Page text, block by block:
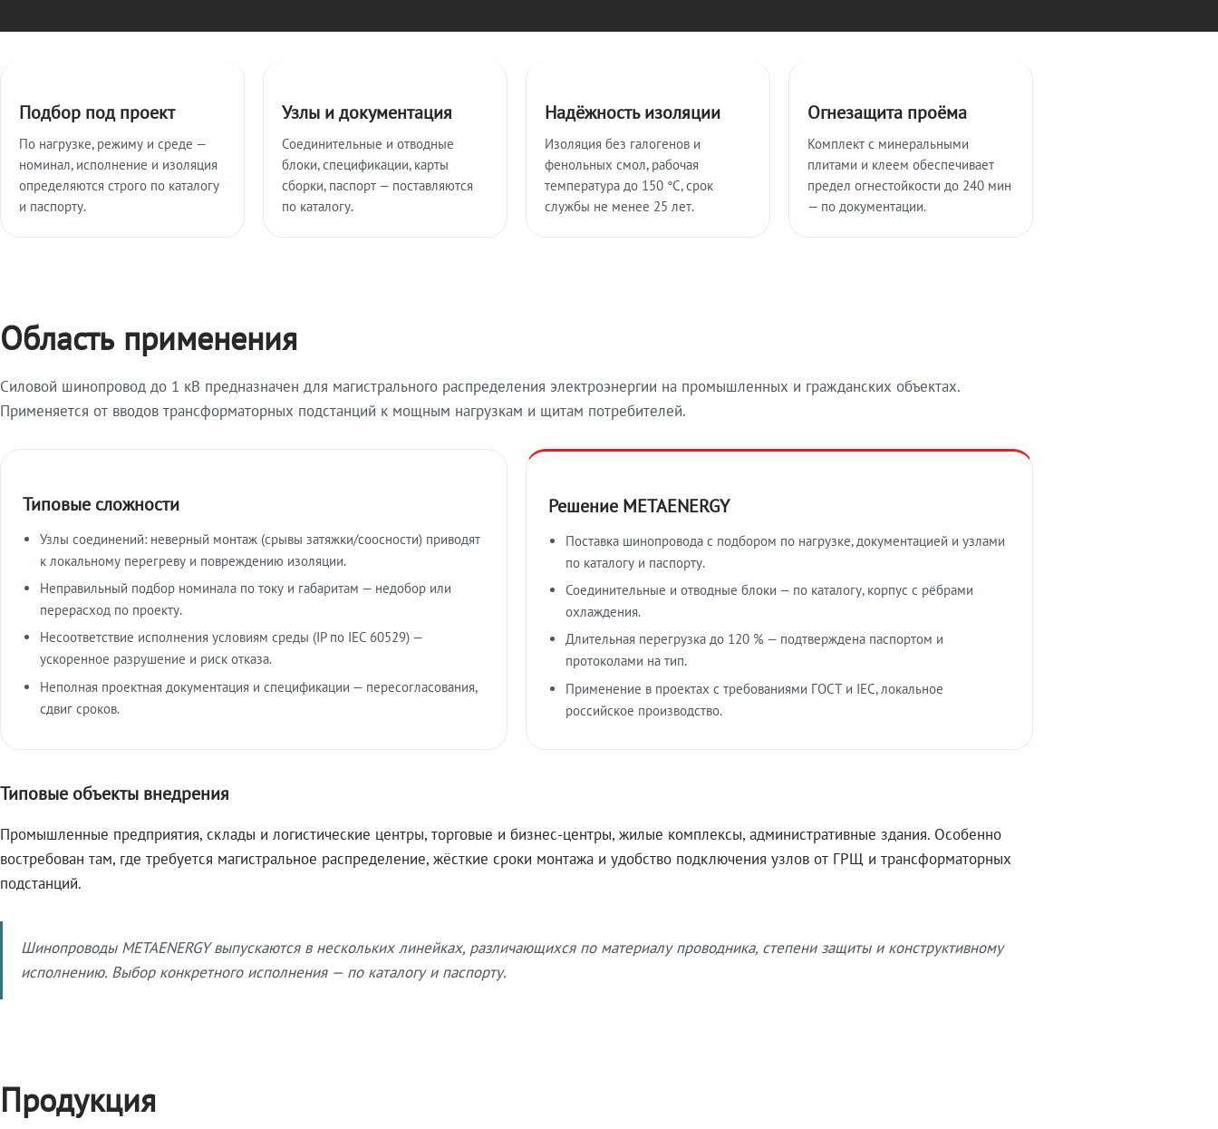
Подбор под проект
По нагрузке, режиму и среде —
номинал, исполнение и изоляция
определяются строго по каталогу
и паспорту.
Узлы и документация
Соединительные и отводные
блоки, спецификации, карты
сборки, паспорт — поставляются
по каталогу.
Надёжность изоляции
Изоляция без галогенов и
фенольных смол, рабочая
температура до 150 °C, срок
службы не менее 25 лет.
Огнезащита проёма
Комплект с минеральными
плитами и клеем обеспечивает
предел огнестойкости до 240 мин
— по документации.
Область применения
Силовой шинопровод до 1 кВ предназначен для магистрального распределения электроэнергии на промышленных и гражданских объектах.
Применяется от вводов трансформаторных подстанций к мощным нагрузкам и щитам потребителей.
Типовые сложности
Узлы соединений: неверный монтаж (срывы затяжки/соосности) приводят
к локальному перегреву и повреждению изоляции.
Неправильный подбор номинала по току и габаритам — недобор или
перерасход по проекту.
Несоответствие исполнения условиям среды (IP по IEC 60529) —
ускоренное разрушение и риск отказа.
Неполная проектная документация и спецификации — пересогласования,
сдвиг сроков.
Решение METAENERGY
Поставка шинопровода с подбором по нагрузке, документацией и узлами
по каталогу и паспорту.
Соединительные и отводные блоки — по каталогу, корпус с рёбрами
охлаждения.
Длительная перегрузка до 120 % — подтверждена паспортом и
протоколами на тип.
Применение в проектах с требованиями ГОСТ и IEC, локальное
российское производство.
Типовые объекты внедрения
Промышленные предприятия, склады и логистические центры, торговые и бизнес-центры, жилые комплексы, административные здания. Особенно
востребован там, где требуется магистральное распределение, жёсткие сроки монтажа и удобство подключения узлов от ГРЩ и трансформаторных
подстанций.
Шинопроводы METAENERGY выпускаются в нескольких линейках, различающихся по материалу проводника, степени защиты и конструктивному
исполнению. Выбор конкретного исполнения — по каталогу и паспорту.
Продукция